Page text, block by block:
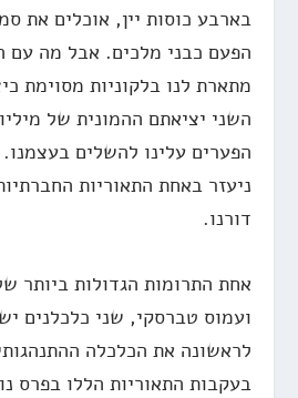
בארבע כוסות יין, אוכלים את
הפעם כבני מלכים. אבל מה עם
מתארת לנו בלקוניות מסוימת
השני יציאתם ההמונית של
הפערים עלינו להשלים
ניעזר באחת התאוריות
דורנו.
אחת התרומות הגדולות ביותר
ועמוס טברסקי, שני כלכלנים
לראשונה את הכלכלה
בעקבות התאוריות הללו בפרס